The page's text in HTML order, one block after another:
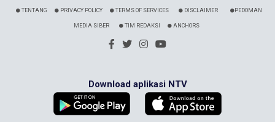
TENTANG PRIVACY POLICY TERMS OF SERVICES DISCLAIMER PEDOMAN
MEDIA SIBER TIM REDAKSI ANCHORS
Download aplikasi NTV